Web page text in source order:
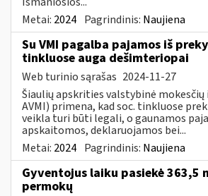
Metai: 2024 Pagrindinis: Naujiena
Su VMI pagalba pajamos iš
tinkluose auga dešimteriopai
Web turinio sąrašas 2024-11-27
Šiaulių apskrities valstybinė mokesčių
AVMI) primena, kad soc. tinkluose
veikla turi būti legali, o gaunamos
apskaitomos, deklaruojamos bei...
Metai: 2024 Pagrindinis: Naujiena
Gyventojus laiku pasiekė 363,5
permokų